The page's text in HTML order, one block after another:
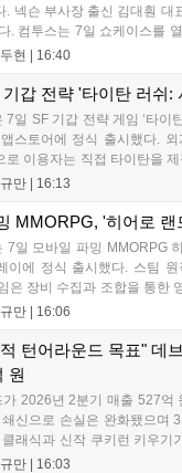
. 넥슨 부사장 출신 김대훤 대
. 컴투스는 7일 쇼케이스를
화 정책, 운영 방향을 공개했
열이...
현 | 16:40
기갑 전략 '타이탄 러쉬:
7일 SF 기갑 전략 게임 ‘타이
스토어에 정식 출시했다.
로 이용자는 직접 타이탄을
친다. 지휘관 모집, 피난처 운
공한다. 상세 내용은 공식 커
만 | 16:13
MMORPG, '히어로 랜
7일 모바일 파밍 MMORPG
이에 정식 출시했다. 스팀
은 장비 수집과 조합을 통한
용한 전략적 전투와 길드전
며, 상세 내용은 공식 라운지
주요 콘텐츠 플레이를 통해
만 | 16:06
턴어라운드 목표" 데
원
가 2026년 2분기 매출 527억
신으로 손실은 완화됐으며
래식과 신작 쿠키런 키우기
데이트를 시작으로 2주 간격
만 | 16:03